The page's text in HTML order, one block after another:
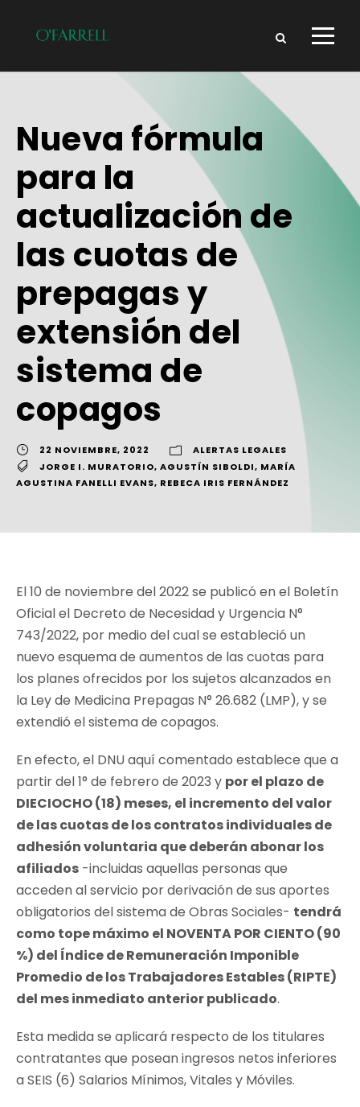
Nueva fórmula
para la
actualización de
las cuotas de
prepagas y
extensión del
sistema de
copagos
22 NOVIEMBRE, 2022
ALERTAS LEGALES
JORGE I. MURATORIO, AGUSTÍN SIBOLDI, MARÍA
AGUSTINA FANELLI EVANS, REBECA IRIS FERNÁNDEZ
El 10 de noviembre del 2022 se publicó en el Boletín
Oficial el Decreto de Necesidad y Urgencia N°
743/2022, por medio del cual se estableció un
nuevo esquema de aumentos de las cuotas para
los planes ofrecidos por los sujetos alcanzados en
la Ley de Medicina Prepagas N° 26.682 (LMP), y se
extendió el sistema de copagos.
En efecto, el DNU aquí comentado establece que a
partir del 1° de febrero de 2023 y por el plazo de
DIECIOCHO (18) meses, el incremento del valor
de las cuotas de los contratos individuales de
adhesión voluntaria que deberán abonar los
afiliados -incluidas aquellas personas que
acceden al servicio por derivación de sus aportes
obligatorios del sistema de Obras Sociales- tendrá
como tope máximo el NOVENTA POR CIENTO (90
%) del Índice de Remuneración Imponible
Promedio de los Trabajadores Estables (RIPTE)
del mes inmediato anterior publicado.
Esta medida se aplicará respecto de los titulares
contratantes que posean ingresos netos inferiores
a SEIS (6) Salarios Mínimos, Vitales y Móviles.